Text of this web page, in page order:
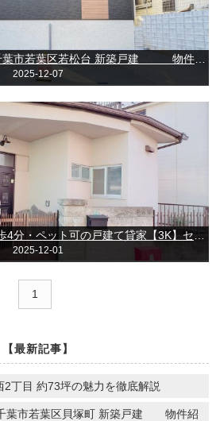
【センチュリー21英知】千葉市若葉区若松台 新築戸建 物件紹介
2025-12-07
船橋市二和東5丁目｜駅徒歩4分・ペット可の戸建て貸家【3K】センチュリー21英知 船橋店
2025-12-01
1
【最新記事】
2丁目 約73坪の魅力を徹底解説
千葉市若葉区貝塚町 新築戸建 物件紹